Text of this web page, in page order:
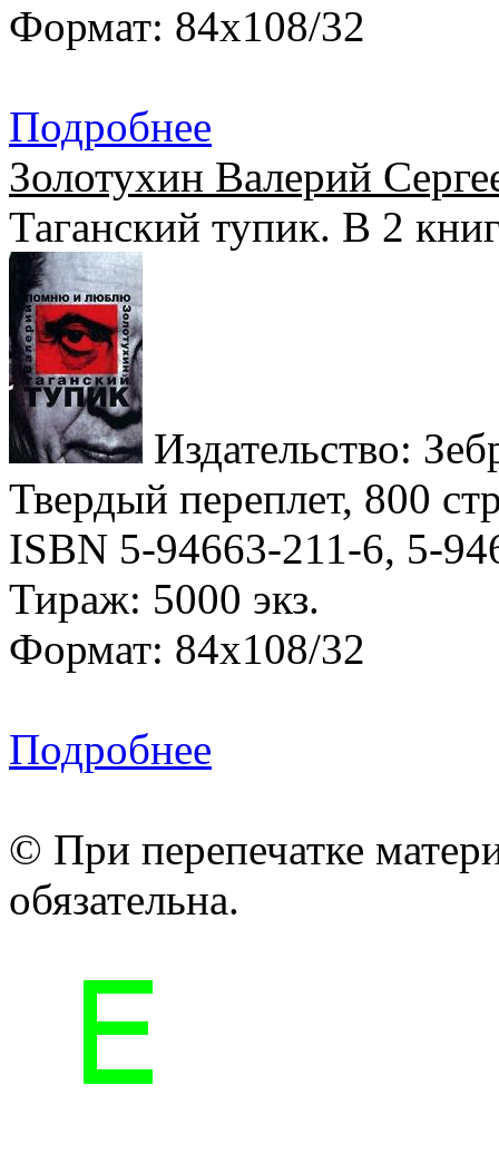
Формат: 84x108/32
Подробнее
Золотухин Валерий
Таганский тупик. В 2
Издательство:
Твердый переплет, 800
ISBN 5-94663-211-6, 5-
Тираж: 5000 экз.
Формат: 84x108/32
Подробнее
© При перепечатке
обязательна.